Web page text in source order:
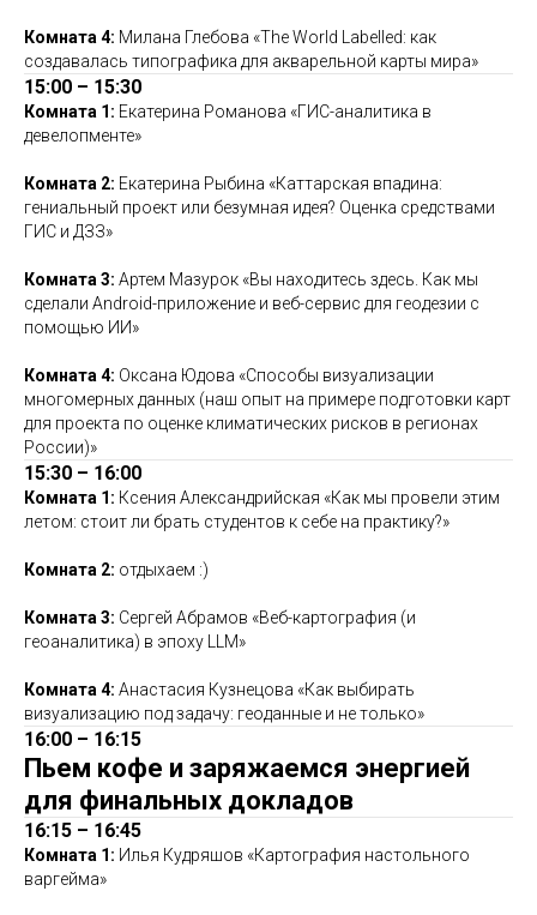
Комната 4: Милана Глебова «The World Labelled: как
создавалась типографика для акварельной карты мира»
15:00 – 15:30
Комната 1: Екатерина Романова «ГИС-аналитика в
девелопменте»
Комната 2: Екатерина Рыбина «Каттарская впадина:
гениальный проект или безумная идея? Оценка средствами
ГИС и ДЗЗ»
Комната 3: Артем Мазурок «Вы находитесь здесь. Как мы
сделали Android-приложение и веб-сервис для геодезии с
помощью ИИ»
Комната 4: Оксана Юдова «Способы визуализации
многомерных данных (наш опыт на примере подготовки карт
для проекта по оценке климатических рисков в регионах
России)»
15:30 – 16:00
Комната 1: Ксения Александрийская «Как мы провели этим
летом: стоит ли брать студентов к себе на практику?»
Комната 2: отдыхаем :)
Комната 3: Сергей Абрамов «Веб-картография (и
геоаналитика) в эпоху LLM»
Комната 4: Анастасия Кузнецова «Как выбирать
визуализацию под задачу: геоданные и не только»
16:00 – 16:15
Пьем кофе и заряжаемся энергией
для финальных докладов
16:15 – 16:45
Комната 1: Илья Кудряшов «Картография настольного
варгейма»